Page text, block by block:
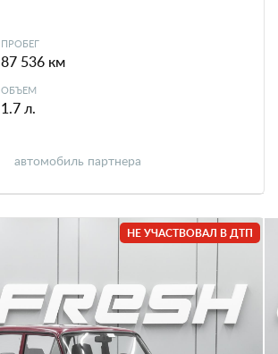
ПРОБЕГ
87 536 км
ОБЪЕМ
1.7 л.
автомобиль партнера
НЕ УЧАСТВОВАЛ В ДТП